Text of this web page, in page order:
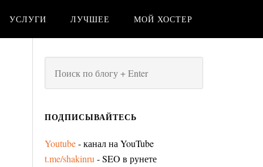
УСЛУГИ ЛУЧШЕЕ МОЙ ХОСТЕР
ПОДПИСЫВАЙТЕСЬ
Youtube- канал на YouTube
t.me/shakinru - SEO в рунете